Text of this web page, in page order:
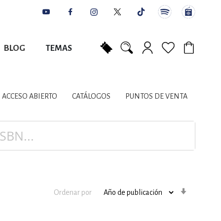
BLOG TEMAS
LITERARIOS
PLANIFICACIÓN
ACCESO ABIERTO CATÁLOGOS PUNTOS DE VENTA
Ordenar por